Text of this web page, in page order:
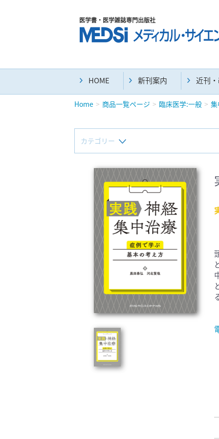
医学書・医学雑誌専門出版社
HOME 新刊案内 近刊
Home 商品一覧ページ 臨床医学:一般
カテゴリー
新刊(直近6ヶ月)(24)
マニュアル(39)
臨床医学:一般(359)
基礎医学関連科学(80)
歯科学(3)
衛生・公衆衛生学(14)